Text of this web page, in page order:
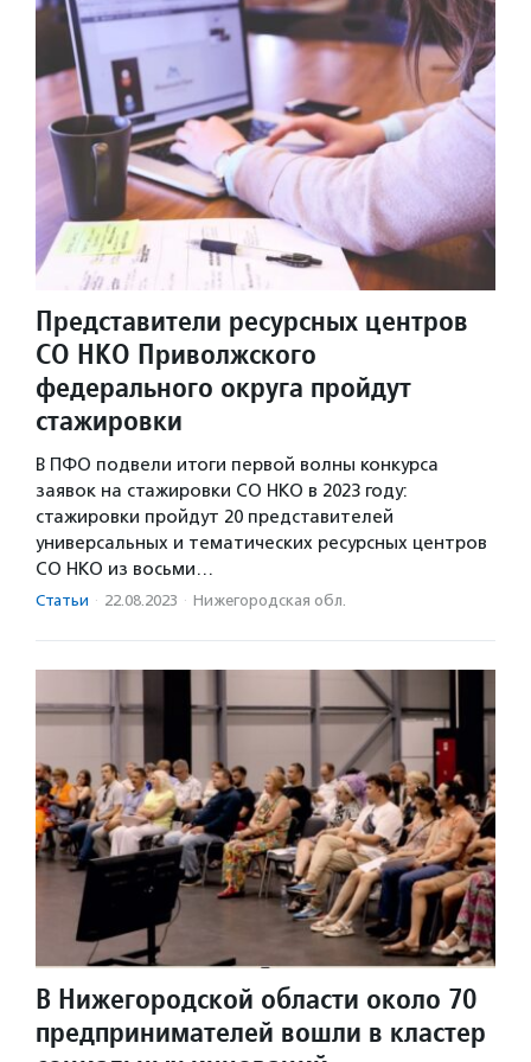
Представители ресурсных центров
СО НКО Приволжского
федерального округа пройдут
стажировки
В ПФО подвели итоги первой волны конкурса
заявок на стажировки СО НКО в 2023 году:
стажировки пройдут 20 представителей
универсальных и тематических ресурсных центров
СО НКО из восьми…
Статьи · 22.08.2023 · Нижегородская обл.
В Нижегородской области около 70
предпринимателей вошли в кластер